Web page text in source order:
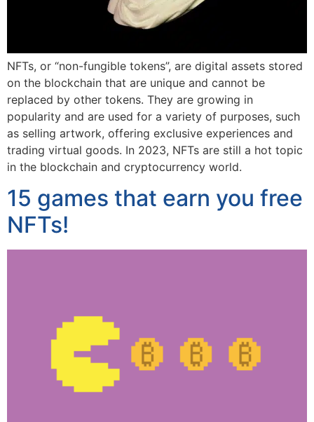
NFTs, or “non-fungible tokens”, are digital assets stored
on the blockchain that are unique and cannot be
replaced by other tokens. They are growing in
popularity and are used for a variety of purposes, such
as selling artwork, offering exclusive experiences and
trading virtual goods. In 2023, NFTs are still a hot topic
in the blockchain and cryptocurrency world.
15 games that earn you free
NFTs!